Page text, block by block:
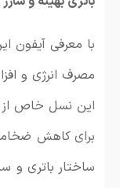
مصرف انرژی و
این نسل خاص از
برای کاهش
ساختار باتری